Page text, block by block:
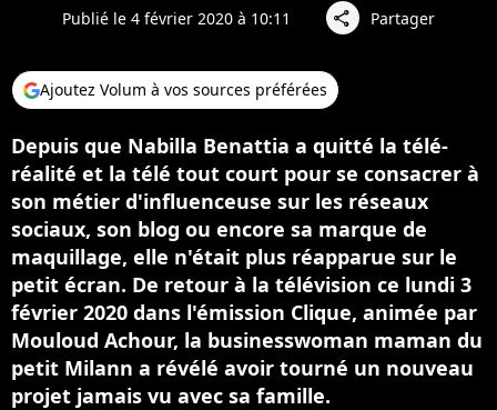
Publié le 4 février 2020 à 10:11 share Partager
Ajoutez Volum à vos sources préférées
Depuis que Nabilla Benattia a quitté la télé-
réalité et la télé tout court pour se consacrer à
son métier d'influenceuse sur les réseaux
sociaux, son blog ou encore sa marque de
maquillage, elle n'était plus réapparue sur le
petit écran. De retour à la télévision ce lundi 3
février 2020 dans l'émission Clique, animée par
Mouloud Achour, la businesswoman maman du
petit Milann a révélé avoir tourné un nouveau
projet jamais vu avec sa famille.